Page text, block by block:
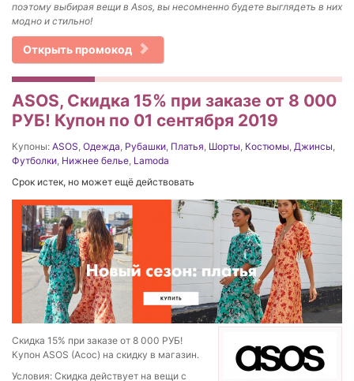
поэтому выбирая вещи в Asos, вы несомненно будете выглядеть в них
модно и стильно!
Открыть промокод
ASOS, Скидка 15% при заказе от 8 000
РУБ! Купон по 01 сентября 2019
Купоны: ASOS, Одежда, Рубашки, Платья, Шорты, Костюмы, Джинсы,
Футболки, Нижнее белье, Lamoda
Срок истек, но может ещё действовать
Скидка 15% при заказе от 8 000 РУБ!
Купон ASOS (Асос) на скидку в магазин.
Условия: Скидка действует на вещи с